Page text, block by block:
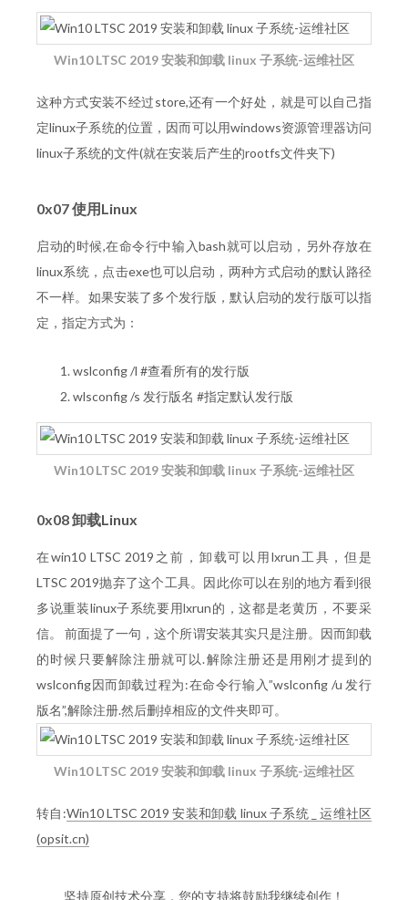
Win10 LTSC 2019 安装和卸载 linux 子系统-运维社区
这种方式安装不经过store,还有一个好处，就是可以自己指
定linux子系统的位置，因而可以用windows资源管理器访问
linux子系统的文件(就在安装后产生的rootfs文件夹下)
0x07 使用Linux
启动的时候,在命令行中输入bash就可以启动，另外存放在
linux系统，点击exe也可以启动，两种方式启动的默认路径
不一样。如果安装了多个发行版，默认启动的发行版可以指
定，指定方式为：
wslconfig /l #查看所有的发行版
wlsconfig /s 发行版名 #指定默认发行版
Win10 LTSC 2019 安装和卸载 linux 子系统-运维社区
0x08 卸载Linux
在win10 LTSC 2019之前，卸载可以用lxrun工具，但是
LTSC 2019抛弃了这个工具。因此你可以在别的地方看到很
多说重装linux子系统要用lxrun的，这都是老黄历，不要采
信。 前面提了一句，这个所谓安装其实只是注册。因而卸载
的时候只要解除注册就可以.解除注册还是用刚才提到的
wslconfig因而卸载过程为:在命令行输入”wslconfig /u 发行
版名”,解除注册.然后删掉相应的文件夹即可。
Win10 LTSC 2019 安装和卸载 linux 子系统-运维社区
转自:Win10 LTSC 2019 安装和卸载 linux 子系统 _ 运维社区
(opsit.cn)
坚持原创技术分享，您的支持将鼓励我继续创作！